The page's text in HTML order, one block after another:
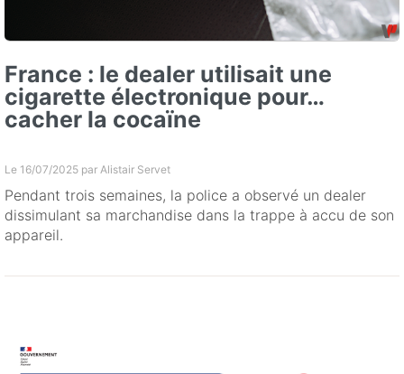
France : le dealer utilisait une
cigarette électronique pour…
cacher la cocaïne
Le 16/07/2025 par Alistair Servet
Pendant trois semaines, la police a observé un dealer
dissimulant sa marchandise dans la trappe à accu de son
appareil.